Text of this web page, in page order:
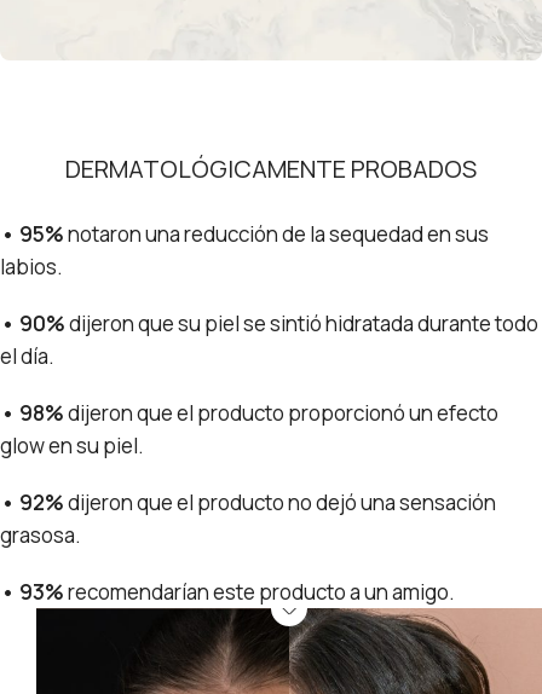
DERMATOLÓGICAMENTE PROBADOS
• 95%notaron una reducción de la sequedad en sus
labios.
• 90%dijeron que su piel se sintió hidratada durante todo
el día.
• 98%dijeron que el producto proporcionó un efecto
glow en su piel.
• 92%dijeron que el producto no dejó una sensación
grasosa.
• 93%recomendarían este producto a un amigo.